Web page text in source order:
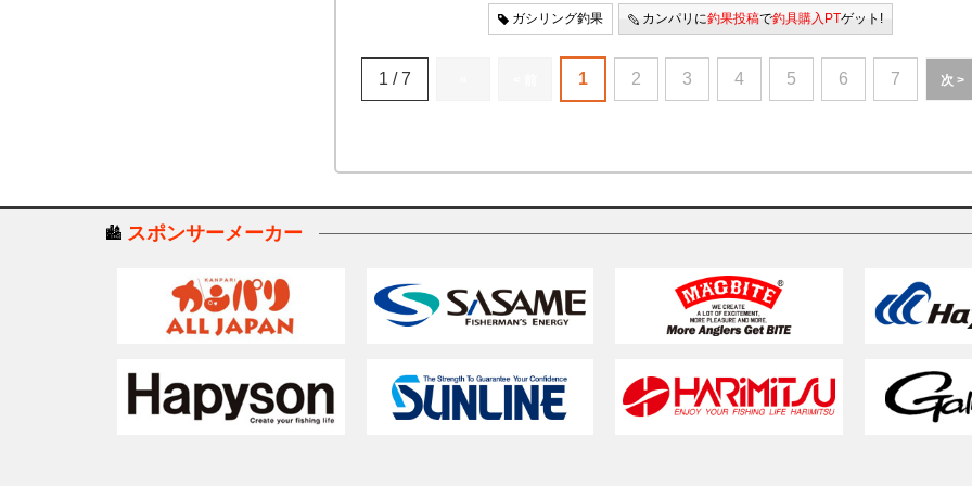
ガシリング釣果 カンパリに釣果投稿で釣具購入PTゲット!
1 / 7 1 2 3 4 5 6 7 次 >
スポンサーメーカー